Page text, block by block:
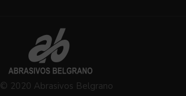
© 2020 Abrasivos Belgrano